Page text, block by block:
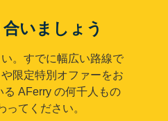
合いましょう
。すでに幅広い路線で
限定特別オファーをお
AFerry の何千人もの
ってください。